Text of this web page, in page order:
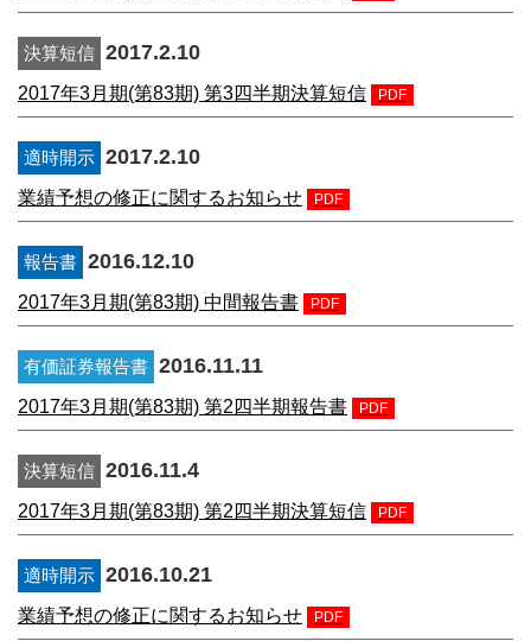
決算短信 2017.2.10
2017年3月期(第83期) 第3四半期決算短信 PDF
適時開示 2017.2.10
業績予想の修正に関するお知らせ PDF
報告書 2016.12.10
2017年3月期(第83期) 中間報告書 PDF
有価証券報告書 2016.11.11
2017年3月期(第83期) 第2四半期報告書 PDF
決算短信 2016.11.4
2017年3月期(第83期) 第2四半期決算短信 PDF
適時開示 2016.10.21
業績予想の修正に関するお知らせ PDF